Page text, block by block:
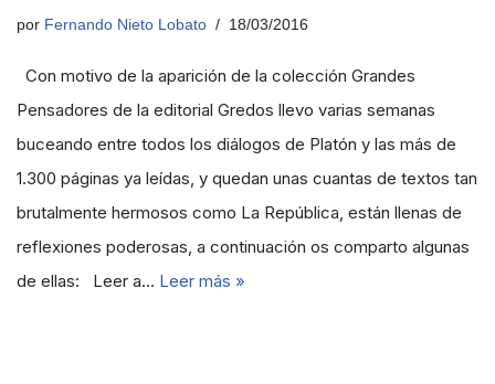
por Fernando Nieto Lobato 18/03/2016
Con motivo de la aparición de la colección Grandes
Pensadores de la editorial Gredos llevo varias semanas
buceando entre todos los diálogos de Platón y las más de
1.300 páginas ya leídas, y quedan unas cuantas de textos tan
brutalmente hermosos como La República, están llenas de
reflexiones poderosas, a continuación os comparto algunas
de ellas: Leer a… Leer más »